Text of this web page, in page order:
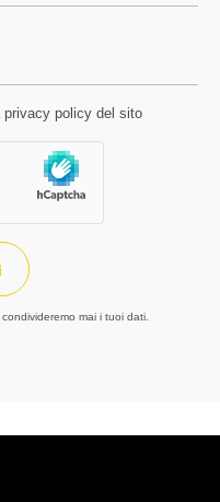
policy del sito
mai i tuoi dati.